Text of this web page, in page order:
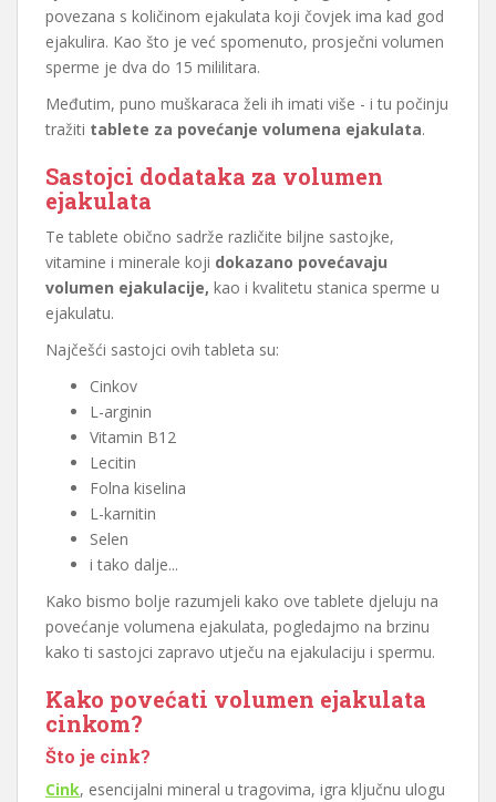
povezana s količinom ejakulata koji čovjek ima kad god
ejakulira. Kao što je već spomenuto, prosječni volumen
sperme je dva do 15 mililitara.
Međutim, puno muškaraca želi ih imati više - i tu počinju
tražiti tablete za povećanje volumena ejakulata.
Sastojci dodataka za volumen
ejakulata
Te tablete obično sadrže različite biljne sastojke,
vitamine i minerale koji dokazano povećavaju
volumen ejakulacije, kao i kvalitetu stanica sperme u
ejakulatu.
Najčešći sastojci ovih tableta su:
Cinkov
L-arginin
Vitamin B12
Lecitin
Folna kiselina
L-karnitin
Selen
i tako dalje...
Kako bismo bolje razumjeli kako ove tablete djeluju na
povećanje volumena ejakulata, pogledajmo na brzinu
kako ti sastojci zapravo utječu na ejakulaciju i spermu.
Kako povećati volumen ejakulata
cinkom?
Što je cink?
Cink, esencijalni mineral u tragovima, igra ključnu ulogu